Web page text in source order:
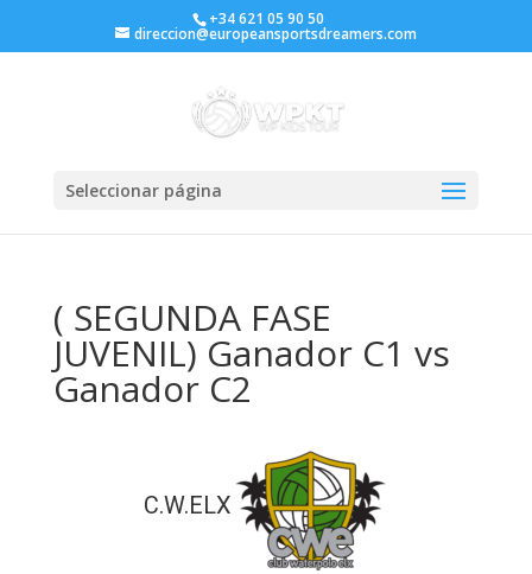
+34 621 05 90 50
direccion@europeansportsdreamers.com
Seleccionar página
( SEGUNDA FASE
JUVENIL) Ganador C1 vs
Ganador C2
C.W.ELX